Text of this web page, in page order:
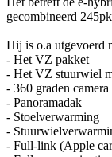
gecombineerd
Hij is o.a utgevoerd
- Het VZ pakket
- Het VZ stuurwiel
- 360 graden
- Panoramadak
- Stoelverwarming
-
- Full-link (Apple